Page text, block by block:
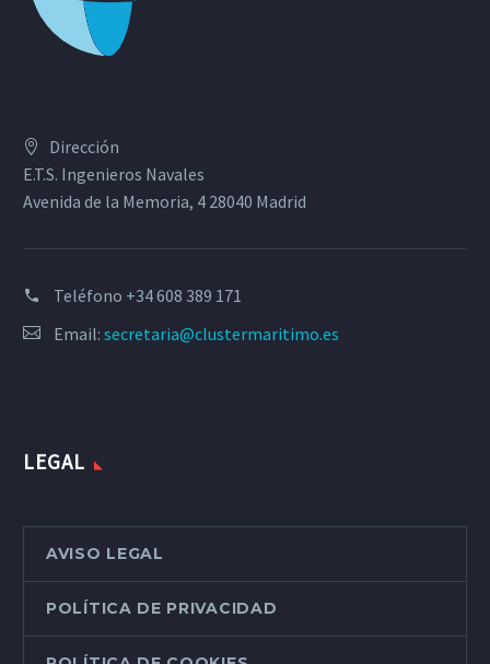
Dirección
E.T.S. Ingenieros Navales
Avenida de la Memoria, 4 28040 Madrid
Teléfono +34 608 389 171
Email: secretaria@clustermaritimo.es
LEGAL
AVISO LEGAL
POLÍTICA DE PRIVACIDAD